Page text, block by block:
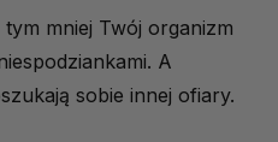
mniej Twój organizm
A
sobie innej ofiary.